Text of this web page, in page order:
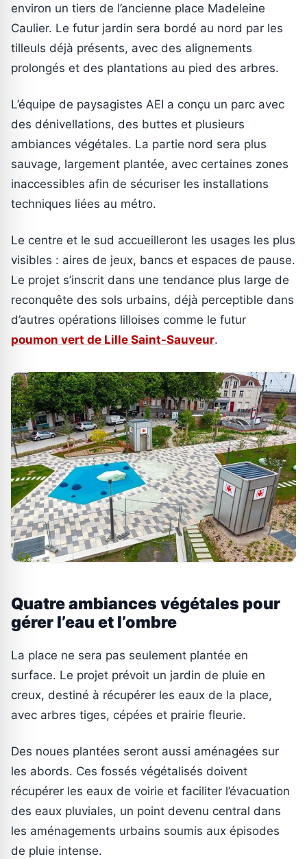
environ un tiers de l’ancienne place Madeleine
Caulier. Le futur jardin sera bordé au nord par les
tilleuls déjà présents, avec des alignements
prolongés et des plantations au pied des arbres.
L’équipe de paysagistes AEI a conçu un parc avec
des dénivellations, des buttes et plusieurs
ambiances végétales. La partie nord sera plus
sauvage, largement plantée, avec certaines zones
inaccessibles afin de sécuriser les installations
techniques liées au métro.
Le centre et le sud accueilleront les usages les plus
visibles : aires de jeux, bancs et espaces de pause.
Le projet s’inscrit dans une tendance plus large de
reconquête des sols urbains, déjà perceptible dans
d’autres opérations lilloises comme le futur
poumon vert de Lille Saint-Sauveur.
Quatre ambiances végétales pour
gérer l’eau et l’ombre
La place ne sera pas seulement plantée en
surface. Le projet prévoit un jardin de pluie en
creux, destiné à récupérer les eaux de la place,
avec arbres tiges, cépées et prairie fleurie.
Des noues plantées seront aussi aménagées sur
les abords. Ces fossés végétalisés doivent
récupérer les eaux de voirie et faciliter l’évacuation
des eaux pluviales, un point devenu central dans
les aménagements urbains soumis aux épisodes
de pluie intense.